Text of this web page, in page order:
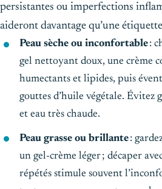
persistantes ou imperfections
aideront davantage qu’une
Peau sèche ou inconfortable:
gel nettoyant doux, une crème
humectants et lipides, puis
gouttes d’huile végétale. Évitez
et eau très chaude.
Peau grasse ou brillante:
un gel-crème léger ; décaper
répétés stimule souvent